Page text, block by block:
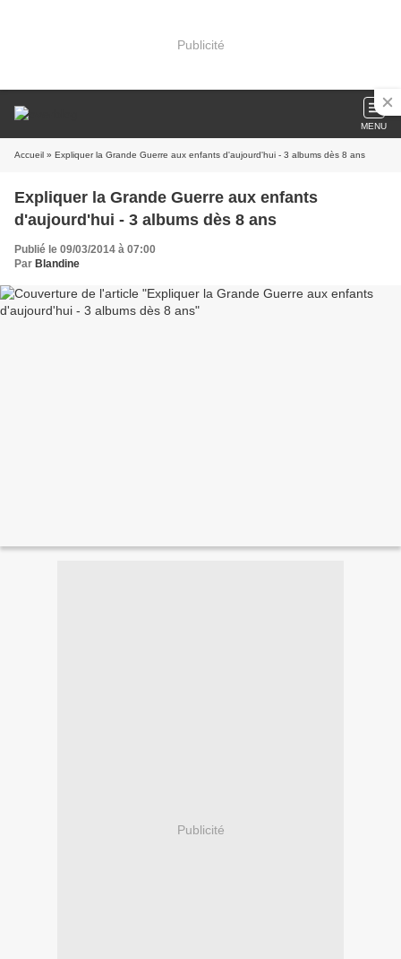
Publicité
MENU
Accueil » Expliquer la Grande Guerre aux enfants d'aujourd'hui - 3 albums dès 8 ans
Expliquer la Grande Guerre aux enfants
d'aujourd'hui - 3 albums dès 8 ans
Publié le 09/03/2014 à 07:00
Par Blandine
Publicité